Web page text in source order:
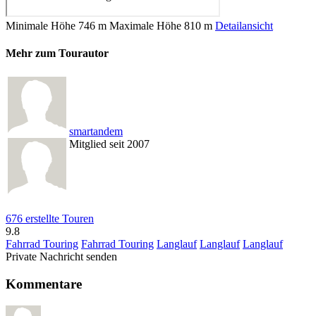
Minimale Höhe 746 m Maximale Höhe 810 m Detailansicht
Mehr zum Tourautor
smartandem
Mitglied seit 2007
676 erstellte Touren
9.8
Fahrrad Touring Fahrrad Touring Langlauf Langlauf Langlauf
Private Nachricht senden
Kommentare